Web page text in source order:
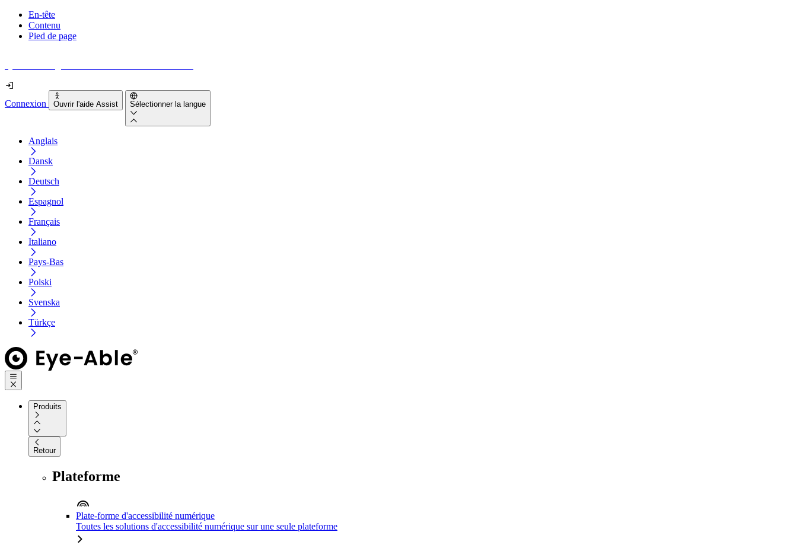
En-tête
Contenu
Pied de page
Connexion Ouvrir l'aide Assist Sélectionner la langue
Anglais
Dansk
Deutsch
Espagnol
Français
Italiano
Pays-Bas
Polski
Svenska
Türkçe
Produits
Retour
Plateforme
Plate-forme d'accessibilité numérique
Toutes les solutions d'accessibilité numérique sur une seule plateforme